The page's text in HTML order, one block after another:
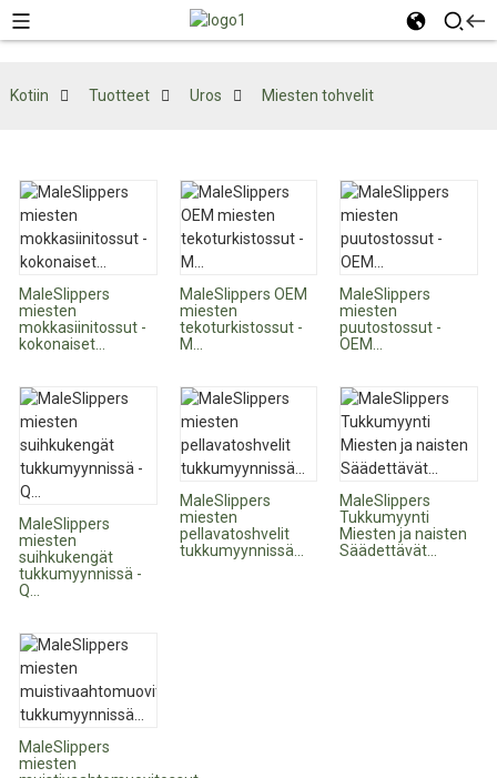
Kotiin Tuotteet Uros Miesten tohvelit
MaleSlippers
miesten
mokkasiinitossut -
kokonaiset...
MaleSlippers OEM
miesten
tekoturkistossut -
M...
MaleSlippers
miesten
puutostossut -
OEM...
MaleSlippers
miesten
suihkukengät
tukkumyynnissä -
Q...
MaleSlippers
miesten
pellavatoshvelit
tukkumyynnissä...
MaleSlippers
Tukkumyynti
Miesten ja naisten
Säädettävät...
MaleSlippers
miesten